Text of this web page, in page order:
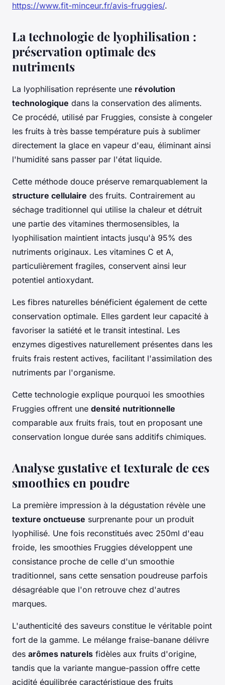
https://www.fit-minceur.fr/avis-fruggies/.
La technologie de lyophilisation :
préservation optimale des
nutriments
La lyophilisation représente une révolution
technologique dans la conservation des aliments.
Ce procédé, utilisé par Fruggies, consiste à congeler
les fruits à très basse température puis à sublimer
directement la glace en vapeur d'eau, éliminant ainsi
l'humidité sans passer par l'état liquide.
Cette méthode douce préserve remarquablement la
structure cellulaire des fruits. Contrairement au
séchage traditionnel qui utilise la chaleur et détruit
une partie des vitamines thermosensibles, la
lyophilisation maintient intacts jusqu'à 95% des
nutriments originaux. Les vitamines C et A,
particulièrement fragiles, conservent ainsi leur
potentiel antioxydant.
Les fibres naturelles bénéficient également de cette
conservation optimale. Elles gardent leur capacité à
favoriser la satiété et le transit intestinal. Les
enzymes digestives naturellement présentes dans les
fruits frais restent actives, facilitant l'assimilation des
nutriments par l'organisme.
Cette technologie explique pourquoi les smoothies
Fruggies offrent une densité nutritionnelle
comparable aux fruits frais, tout en proposant une
conservation longue durée sans additifs chimiques.
Analyse gustative et texturale de ces
smoothies en poudre
La première impression à la dégustation révèle une
texture onctueuse surprenante pour un produit
lyophilisé. Une fois reconstitués avec 250ml d'eau
froide, les smoothies Fruggies développent une
consistance proche de celle d'un smoothie
traditionnel, sans cette sensation poudreuse parfois
désagréable que l'on retrouve chez d'autres
marques.
L'authenticité des saveurs constitue le véritable point
fort de la gamme. Le mélange fraise-banane délivre
des arômes naturels fidèles aux fruits d'origine,
tandis que la variante mangue-passion offre cette
acidité équilibrée caractéristique des fruits